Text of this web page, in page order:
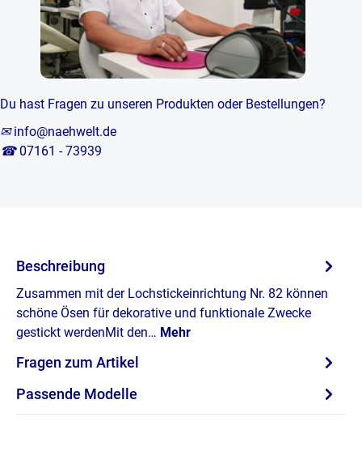
Du hast Fragen zu unseren Produkten oder Bestellungen?
✉ info@naehwelt.de
☎ 07161 - 73939
Beschreibung
Zusammen mit der Lochstickeinrichtung Nr. 82 können
schöne Ösen für dekorative und funktionale Zwecke
gestickt werdenMit den… Mehr
Fragen zum Artikel
Passende Modelle